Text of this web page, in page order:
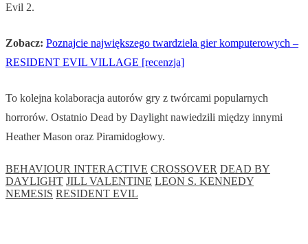
Evil 2.
Zobacz: Poznajcie największego twardziela gier komputerowych –
RESIDENT EVIL VILLAGE [recenzja]
To kolejna kolaboracja autorów gry z twórcami popularnych
horrorów. Ostatnio Dead by Daylight nawiedzili między innymi
Heather Mason oraz Piramidogłowy.
BEHAVIOUR INTERACTIVE CROSSOVER DEAD BY
DAYLIGHT JILL VALENTINE LEON S. KENNEDY
NEMESIS RESIDENT EVIL